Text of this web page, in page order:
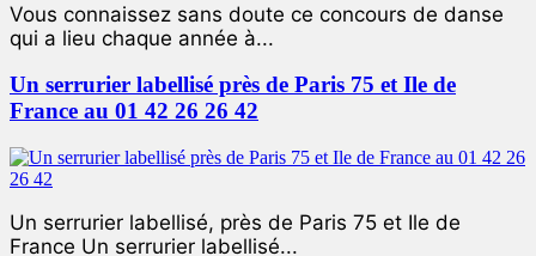
Vous connaissez sans doute ce concours de danse
qui a lieu chaque année à...
Un serrurier labellisé près de Paris 75 et Ile de
France au 01 42 26 26 42
Un serrurier labellisé, près de Paris 75 et Ile de
France Un serrurier labellisé...